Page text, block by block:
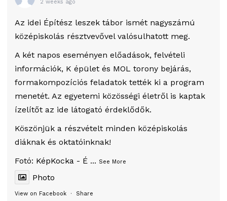
2 weeks ago
Az idei Építész leszek tábor ismét nagyszámú
középiskolás résztvevővel valósulhatott meg.
A két napos eseményen előadások, felvételi
információk, K épület és MOL torony bejárás,
formakompozíciós feladatok tették ki a program
menetét. Az egyetemi közösségi életről is kaptak
ízelítőt az ide látogató érdeklődők.
Köszönjük a részvételt minden középiskolás
diáknak és oktatóinknak!
Fotó: KépKocka - É ... See More
Photo
View on Facebook · Share